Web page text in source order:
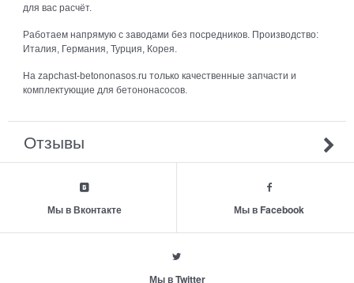
для вас расчёт.
Работаем напрямую с заводами без посредников. Производство:
Италия, Германия, Турция, Корея.
На zapchast-betononasos.ru только качественные запчасти и
комплектующие для бетононасосов.
Отзывы
Мы в Вконтакте Мы в Facebook
Мы в Twitter